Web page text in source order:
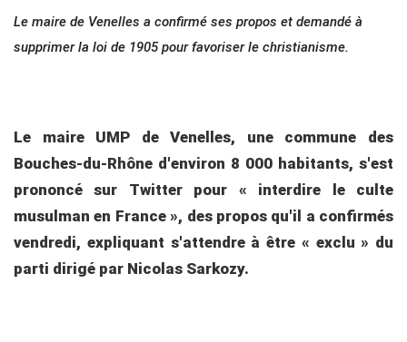
Le maire de Venelles a confirmé ses propos et demandé à
supprimer la loi de 1905 pour favoriser le christianisme.
Le maire UMP de Venelles, une commune des
Bouches-du-Rhône d'environ 8 000 habitants, s'est
prononcé sur Twitter pour « interdire le culte
musulman en France », des propos qu'il a confirmés
vendredi, expliquant s'attendre à être « exclu » du
parti dirigé par Nicolas Sarkozy.